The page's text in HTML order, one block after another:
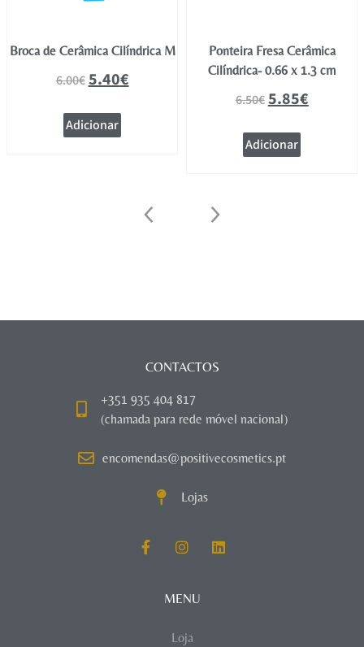
Broca de Cerâmica Cilíndrica M
6.00€5.40€
Adicionar
Ponteira Fresa Cerâmica
Cilíndrica- 0.66 x 1.3 cm
6.50€5.85€
Adicionar
CONTACTOS
+351 935 404 817
(chamada para rede móvel nacional)
encomendas@positivecosmetics.pt
Lojas
MENU
Loja